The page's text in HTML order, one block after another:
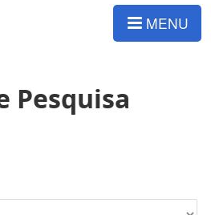
MENU
Pesquisa